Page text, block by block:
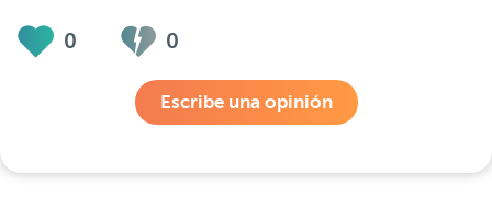
0 0
Escribe una opinión